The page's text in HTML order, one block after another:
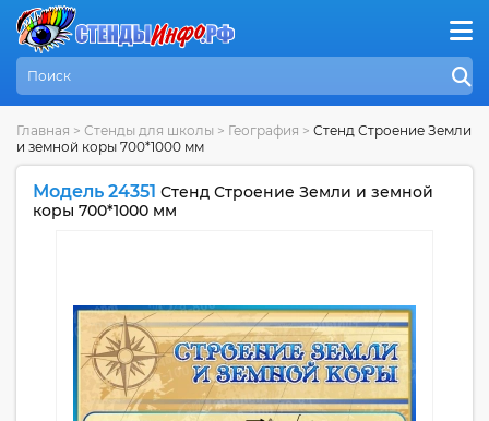
Главная > Стенды для школы > География > Стенд Строение Земли
и земной коры 700*1000 мм
Модель 24351 Стенд Строение Земли и земной
коры 700*1000 мм